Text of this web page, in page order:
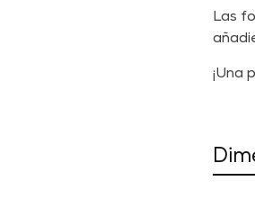
Las
¡Una